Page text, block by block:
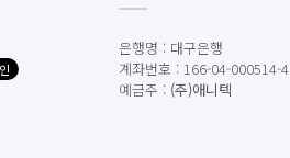
은행명 : 대구은행
계좌번호 : 166-04-000514-4
예금주 : (주)애니텍